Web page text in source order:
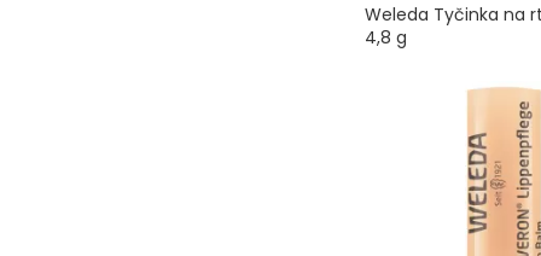
Weleda Tyčinka na
4,8 g